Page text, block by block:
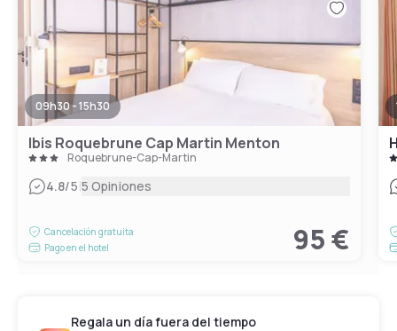
09h30 - 15h30
Ibis Roquebrune Cap Martin Menton
Roquebrune-Cap-Martin
4.8/5|5 Opiniones
Cancelación gratuita
Pago en el hotel
95 €
Regala un día fuera del tiempo